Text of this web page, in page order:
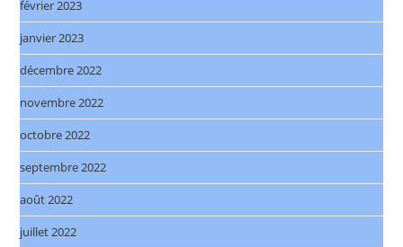
février 2023
janvier 2023
décembre 2022
novembre 2022
octobre 2022
septembre 2022
août 2022
juillet 2022